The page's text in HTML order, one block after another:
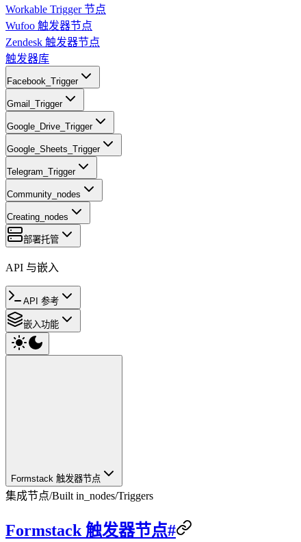
Workable Trigger 节点
Wufoo 触发器节点
Zendesk 触发器节点
触发器库
Facebook_Trigger
Gmail_Trigger
Google_Drive_Trigger
Google_Sheets_Trigger
Telegram_Trigger
Community_nodes
Creating_nodes
部署托管
API 与嵌入
API 参考
嵌入功能
Formstack 触发器节点
集成节点/Built in_nodes/Triggers
Formstack 触发器节点#